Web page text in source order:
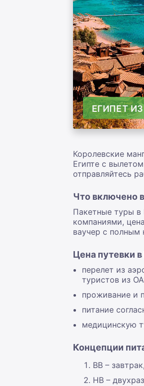
ЕГИПЕТ
Королевские
Египте с
отправляйтесь
Что включено
Пакетные туры в
компаниями,
ваучер с полным
Цена путевки
перелет из
туристов из
проживание и
питание
медицинскую
Концепции
BB –
HB –